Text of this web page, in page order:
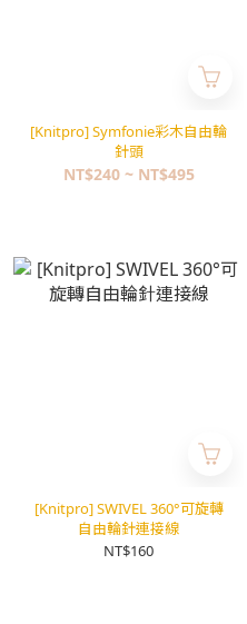
[Knitpro] Symfonie彩木自由輪
針頭
NT$240 ~ NT$495
[Knitpro] SWIVEL 360°可旋轉
自由輪針連接線
NT$160